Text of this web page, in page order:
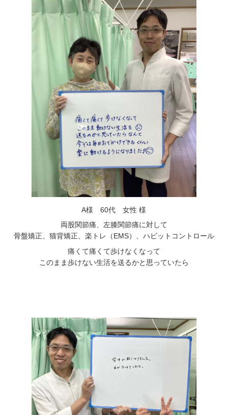
A様 60代 女性 様
両股関節痛、左膝関節痛に対して
骨盤矯正、猫背矯正、楽トレ（EMS）、ハビットコントロール
痛くて痛くて歩けなくなって
このまま歩けない生活を送るかと思っていたら